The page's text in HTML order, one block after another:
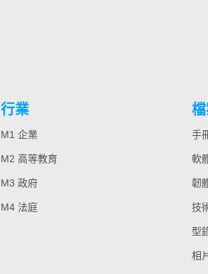
行業
M1 企業
M2 高等教育
M3 政府
M4 法庭
手
軟
韌
技
型
相